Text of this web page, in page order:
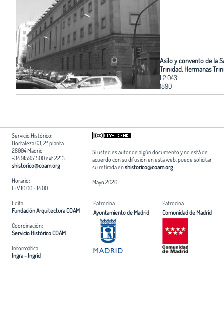
Asilo y convento de la
Trinidad. Hermanas
L2.043
1890
Servicio Histórico:
Hortaleza 63, 2ª planta
28004 Madrid
+34 915951500 ext 2213
shistorico@coam.org
Horario:
L-V 10.00 - 14.00
Si usted es autor de algún documento y no está de
acuerdo con su difusión en esta web, puede solicitar
su retirada enshistorico@coam.org
Mayo 2026
Edita:
Fundación Arquitectura COAM
Coordinación:
Servicio Histórico COAM
Informática:
Ingra - Ingrid
Patrocina:
Ayuntamiento de Madrid
Patrocina:
Comunidad de Madrid